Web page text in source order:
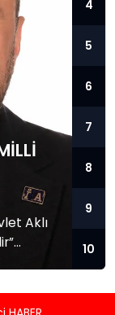
Aklı
4
5
6
7
8
9
10